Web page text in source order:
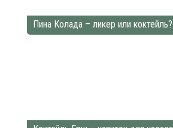
Пина Колада – ликер или коктейль?